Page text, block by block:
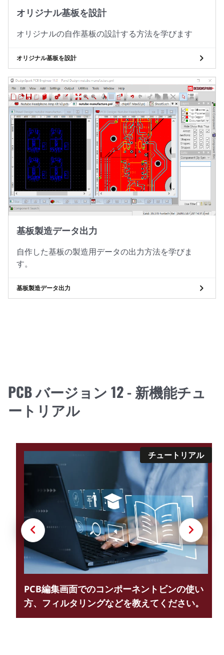
オリジナル基板を設計
オリジナルの自作基板の設計する方法を学びます
オリジナル基板を設計
基板製造データ出力
自作した基板の製造用データの出力方法を学びま
す。
基板製造データ出力
PCB バージョン 12 - 新機能チュ
ートリアル
チュートリアル
PCB編集画面でのコンポーネントビンの使い
方、フィルタリングなどを教えてください。
前 次